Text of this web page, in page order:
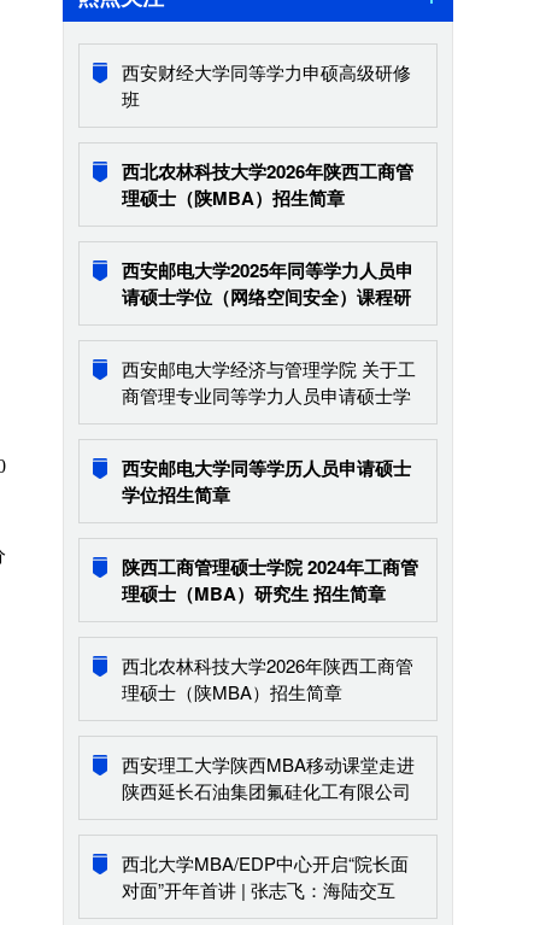
西安财经大学同等学力申硕高级研修
班
西北农林科技大学2026年陕西工商管
理硕士（陕MBA）招生简章
西安邮电大学2025年同等学力人员申
请硕士学位（网络空间安全）课程研
修班招生简章
西安邮电大学经济与管理学院 关于工
商管理专业同等学力人员申请硕士学
位现场确认的通知
西安邮电大学同等学历人员申请硕士
学位招生简章
陕西工商管理硕士学院 2024年工商管
理硕士（MBA）研究生 招生简章
西北农林科技大学2026年陕西工商管
理硕士（陕MBA）招生简章
西安理工大学陕西MBA移动课堂走进
陕西延长石油集团氟硅化工有限公司
西北大学MBA/EDP中心开启“院长面
对面”开年首讲 | 张志飞：海陆交互
——地球生态系统演化